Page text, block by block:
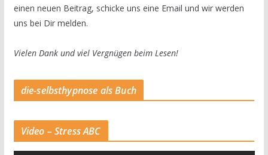
einen neuen Beitrag, schicke uns eine Email und wir werden
uns bei Dir melden.
Vielen Dank und viel Vergnügen beim Lesen!
die-selbsthypnose als Buch
Video – Stress ABC